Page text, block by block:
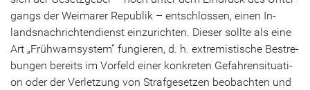
gangs der Wei­ma­rer Re­pu­blik – ent­schlos­sen, einen In­
lands­nach­rich­ten­dienst ein­zu­rich­ten. Die­ser soll­te als eine
Art „Früh­warn­sys­tem“ fun­gie­ren, d. h. ex­tre­mis­ti­sche Be­stre­
bun­gen be­reits im Vor­feld einer kon­kre­ten Ge­fah­ren­si­tua­ti­
on oder der Ver­let­zung von Straf­ge­set­zen be­ob­ach­ten und